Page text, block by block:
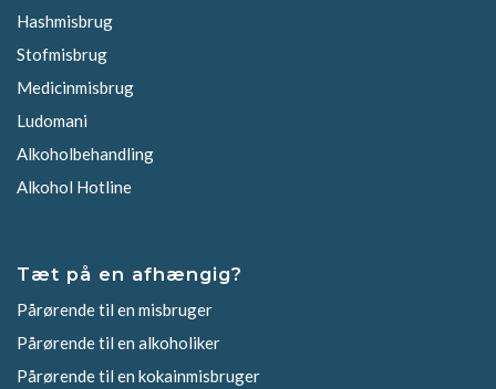
Hashmisbrug
Stofmisbrug
Medicinmisbrug
Ludomani
Alkoholbehandling
Alkohol Hotline
Tæt på en afhængig?
Pårørende til en misbruger
Pårørende til en alkoholiker
Pårørende til en kokainmisbruger